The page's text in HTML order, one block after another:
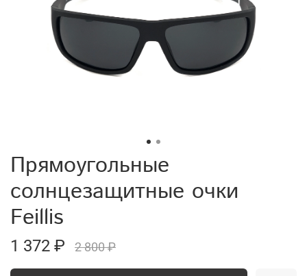
Прямоугольные
солнцезащитные очки
Feillis
1 372 ₽ 2 800 ₽